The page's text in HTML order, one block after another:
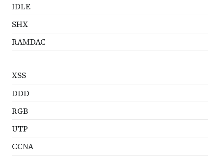
IDLE
SHX
RAMDAC
XSS
DDD
RGB
UTP
CCNA